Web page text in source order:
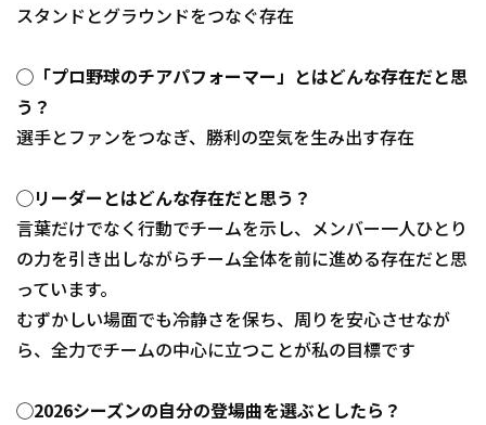
スタンドとグラウンドをつなぐ存在
◯「プロ野球のチアパフォーマー」とはどんな存在だと思
う？
選手とファンをつなぎ、勝利の空気を生み出す存在
◯リーダーとはどんな存在だと思う？
言葉だけでなく行動でチームを示し、メンバー一人ひとり
の力を引き出しながらチーム全体を前に進める存在だと思
っています。
むずかしい場面でも冷静さを保ち、周りを安心させなが
ら、全力でチームの中心に立つことが私の目標です
◯2026シーズンの自分の登場曲を選ぶとしたら？